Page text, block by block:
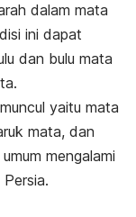
dalam mata
ini dapat
dan bulu mata
yaitu mata
mata, dan
mengalami